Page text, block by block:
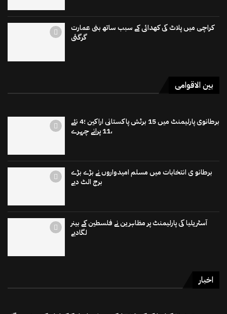
کراچی میں پلاٹ کی کھدائی کے سبب ساتھ بنی عمارت
گرگئی
بین الاقوامی
برطانوی پارلیمنٹ میں 15 برٹش پاکستانی اراکین ؛4 نئے
،11 پرانے چہرے
برطانو ی انتخابات میں مسلم امیدواروں نے بڑے بڑے
برج الٹ دیے
آسٹریلیا کی پارلیمنٹ پر مظاہرین نے فلسطین کے بینر
لگادیے
اخبار